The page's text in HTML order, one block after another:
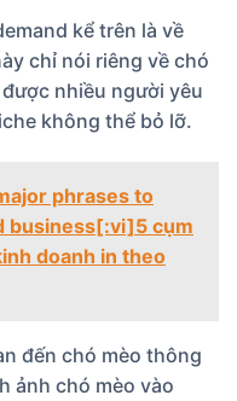
kể trên là về
chỉ nói riêng về chó
nhiều người yêu
không thể bỏ lỡ.
phrases to
business[:vi]5 cụm
doanh in theo
đến chó mèo thông
ảnh chó mèo vào